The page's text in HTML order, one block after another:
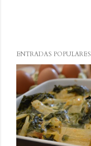
e
n
a
r
i
o
ENTRADAS POPULARES